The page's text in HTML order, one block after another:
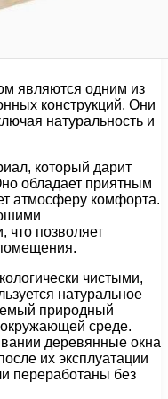
являются одним из
конструкций. Они
натуральность и
который дарит
обладает приятным
атмосферу комфорта.
что позволяет
чистыми,
натуральное
природный
среде.
деревянные окна
их эксплуатации
переработаны без